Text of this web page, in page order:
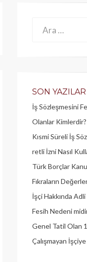
Ara:
SON YAZILAR
İş Sözleşmesini
Olanlar Kimlerdir?
Kısmi Süreli İş
retli İzni Nasıl
Türk Borçlar
Fıkraların
İşçi Hakkında
Fesih Nedeni
Genel Tatil Olan
Çalışmayan